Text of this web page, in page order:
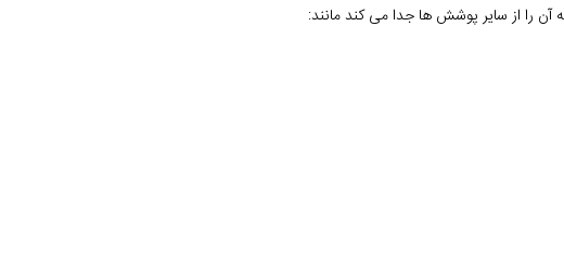
را از سایر پوشش ها جدا می کند مانند: